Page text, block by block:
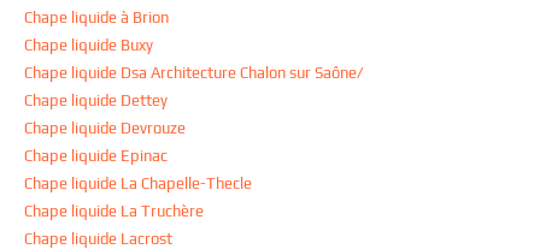
Chape liquide à Brion
Chape liquide Buxy
Chape liquide Dsa Architecture Chalon sur Saône/
Chape liquide Dettey
Chape liquide Devrouze
Chape liquide Epinac
Chape liquide La Chapelle-Thecle
Chape liquide La Truchère
Chape liquide Lacrost